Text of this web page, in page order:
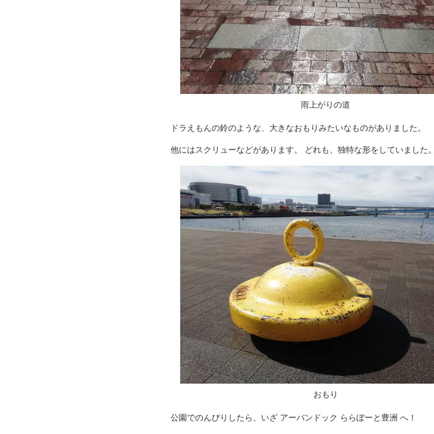
雨上がりの道
ドラえもんの鈴のような、大きなおもりみたいなものがありました。
他にはスクリューなどがあります。 どれも、独特な形をしていました
おもり
公園でのんびりしたら、いざ アーバンドック ららぽーと豊洲 へ！